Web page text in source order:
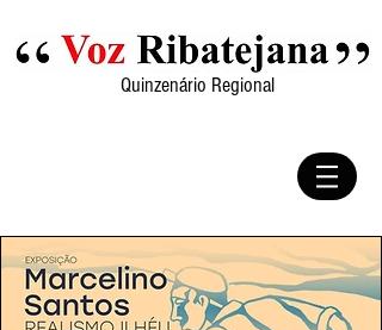
Quinzenário Regional